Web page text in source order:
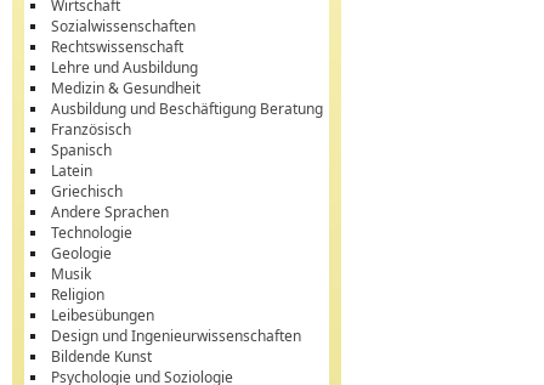
Wirtschaft
Sozialwissenschaften
Rechtswissenschaft
Lehre und Ausbildung
Medizin & Gesundheit
Ausbildung und Beschäftigung Beratung
Französisch
Spanisch
Latein
Griechisch
Andere Sprachen
Technologie
Geologie
Musik
Religion
Leibesübungen
Design und Ingenieurwissenschaften
Bildende Kunst
Psychologie und Soziologie